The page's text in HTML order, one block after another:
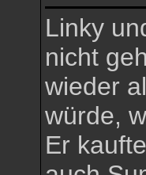
Linky
nicht
wieder
würde,
Er